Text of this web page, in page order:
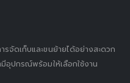
จัดเก็บและขนย้ายได้อย่างสะดวก
อุปกรณ์พร้อมให้เลือกใช้งาน